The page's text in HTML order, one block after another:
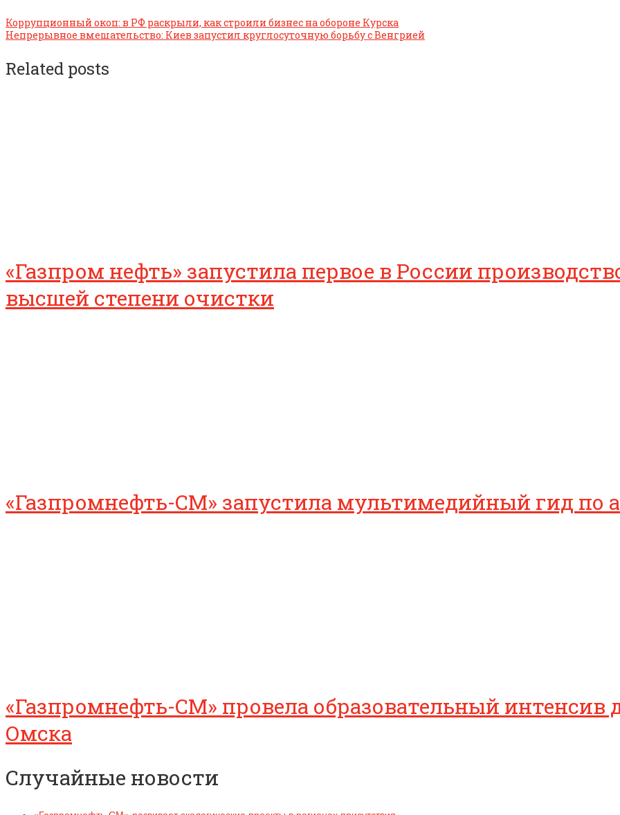
Коррупционный окоп: в РФ раскрыли, как строили бизнес на обороне Курска
Непрерывное вмешательство: Киев запустил круглосуточную борьбу с Венгрией
Related posts
«Газпром нефть» запустила первое в России
высшей степени очистки
«Газпромнефть-СМ» запустила мультимедийный гид по
«Газпромнефть-СМ» провела образовательный интенсив
Омска
Случайные новости